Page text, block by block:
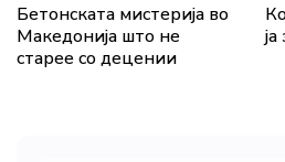
Бетонската мистерија во
Македонија што не
старее со децении